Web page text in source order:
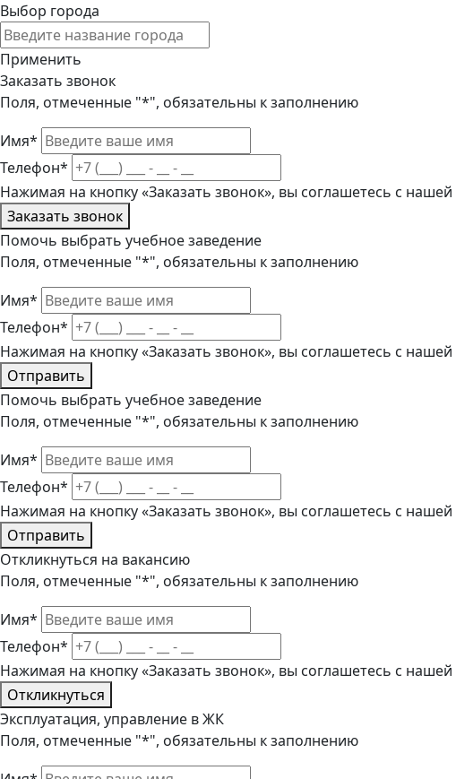
Выбор города
Применить
Заказать звонок
Поля, отмеченные "*", обязательны к заполнению
Имя*
Телефон*
Нажимая на кнопку «Заказать звонок», вы соглашетесь с нашей
Заказать звонок
Помочь выбрать учебное заведение
Поля, отмеченные "*", обязательны к заполнению
Имя*
Телефон*
Нажимая на кнопку «Заказать звонок», вы соглашетесь с нашей
Отправить
Помочь выбрать учебное заведение
Поля, отмеченные "*", обязательны к заполнению
Имя*
Телефон*
Нажимая на кнопку «Заказать звонок», вы соглашетесь с нашей
Отправить
Откликнуться на вакансию
Поля, отмеченные "*", обязательны к заполнению
Имя*
Телефон*
Нажимая на кнопку «Заказать звонок», вы соглашетесь с нашей
Откликнуться
Эксплуатация, управление в ЖК
Поля, отмеченные "*", обязательны к заполнению